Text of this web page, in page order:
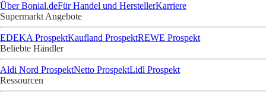
Über Bonial.deFür Handel und HerstellerKarriere
Supermarkt Angebote
EDEKA ProspektKaufland ProspektREWE Prospekt
Beliebte Händler
Aldi Nord ProspektNetto ProspektLidl Prospekt
Ressourcen